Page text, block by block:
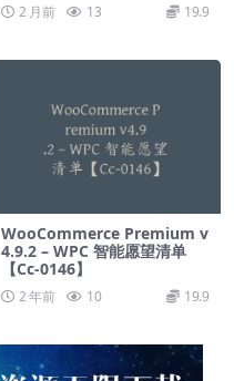
2 月前 13 19.9
WooCommerce Premium v​​
4.9.2 – WPC 智能愿望清单
【Cc-0146】
2 年前 10 19.9